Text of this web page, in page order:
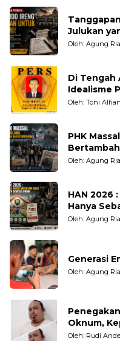
Julukan yang tidak Adil untuk
Pengamat
Oleh: Agung
Di Tengah
Idealisme
Oleh: Toni
PHK
Bertambah
Oleh: Agung
HAN 2026
Hanya
Oleh: Agung
Generasi
Oleh: Agung
Oknum,
Oleh: Rudi